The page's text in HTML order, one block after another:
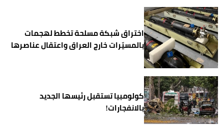
اختراق شبكة مسلحة تخطط لهجمات
بالمسيّرات خارج العراق واعتقال عناصرها
كولومبيا تستقبل رئيسها الجديد
بالانفجارات!